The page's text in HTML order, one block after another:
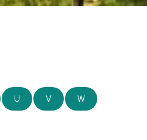
U V W